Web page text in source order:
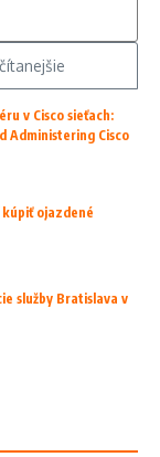
v Cisco sieťach:
Administering Cisco
kúpiť ojazdené
služby Bratislava v